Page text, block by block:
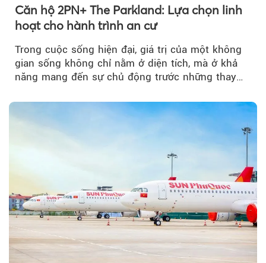
Căn hộ 2PN+ The Parkland: Lựa chọn linh
hoạt cho hành trình an cư
Trong cuộc sống hiện đại, giá trị của một không
gian sống không chỉ nằm ở diện tích, mà ở khả
năng mang đến sự chủ động trước những thay